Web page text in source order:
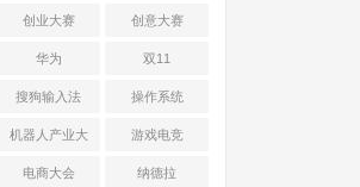
创业大赛 创意大赛
华为 双11
搜狗输入法 操作系统
机器人产业大
会
游戏电竞
电商大会 纳德拉